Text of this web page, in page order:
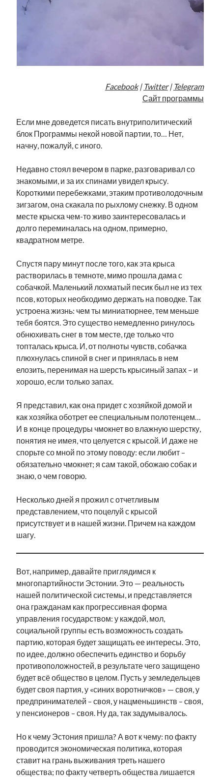
Facebook| Twitter| Telegram
Сайт программы
Если мне доведется писать внутриполитический
блок Программы некой новой партии, то… Нет,
начну, пожалуй, с иного.
Недавно стоял вечером в парке, разговаривал со
знакомыми, и за их спинами увидел крысу.
Короткими перебежками, этаким противолодочным
зигзагом, она скакала по рыхлому снежку. В одном
месте крыска чем-то живо заинтересовалась и
долго переминалась на одном, примерно,
квадратном метре.
Спустя пару минут после того, как эта крыса
растворилась в темноте, мимо прошла дама с
собачкой. Маленький лохматый песик был не из тех
псов, которых необходимо держать на поводке. Так
устроена жизнь: чем ты миниатюрнее, тем меньше
тебя боятся. Это существо немедленно ринулось
обнюхивать снег в том месте, где только что
топталась крыса. И, от полноты чувств, собачка
плюхнулась спиной в снег и принялась в нем
елозить, перенимая на шерсть крысиный запах – и
хорошо, если только запах.
Я представил, как она придет с хозяйкой домой и
как хозяйка оботрет ее специальным полотенцем…
И в конце процедуры чмокнет во влажную шерстку,
понятия не имея, что целуется с крысой. И даже не
спорьте со мной по этому поводу: если любит –
обязательно чмокнет; я сам такой, обожаю собак и
знаю, о чем говорю.
Несколько дней я прожил с отчетливым
представлением, что поцелуй с крысой
присутствует и в нашей жизни. Причем на каждом
шагу.
Вот, например, давайте приглядимся к
многопартийности Эстонии. Это — реальность
нашей политической системы, и представляется
она гражданам как прогрессивная форма
управления государством: у каждой, мол,
социальной группы есть возможность создать
партию, которая будет защищать ее интересы. Это,
по идее, должно обеспечить единство и борьбу
противоположностей, в результате чего защищено
будет всё общество в целом. Пусть у земледельцев
будет своя партия, у «синих воротничков» — своя, у
предпринимателей – своя, у нацменьшинств – своя,
у пенсионеров – своя. Ну да, так задумывалось.
Но к чему Эстония пришла? А вот к чему: по факту
проводится экономическая политика, которая
ставит на грань выживания треть нашего
общества; по факту четверть общества лишается